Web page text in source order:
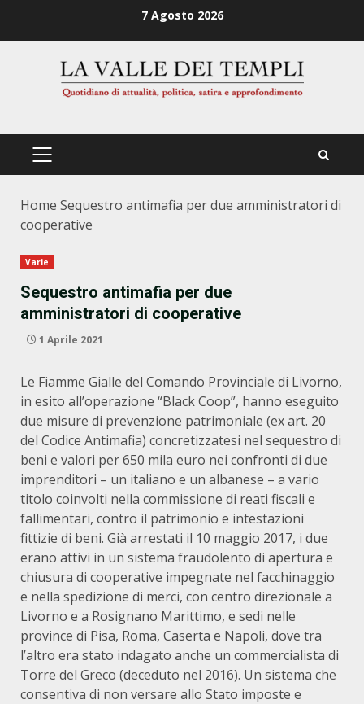
7 Agosto 2026
PRIMÄRES
Home Sequestro antimafia per due amministratori di
cooperative
Varie
Sequestro antimafia per due
amministratori di cooperative
1 Aprile 2021
Le Fiamme Gialle del Comando Provinciale di Livorno,
in esito all’operazione “Black Coop”, hanno eseguito
due misure di prevenzione patrimoniale (ex art. 20
del Codice Antimafia) concretizzatesi nel sequestro di
beni e valori per 650 mila euro nei confronti di due
imprenditori – un italiano e un albanese – a vario
titolo coinvolti nella commissione di reati fiscali e
fallimentari, contro il patrimonio e intestazioni
fittizie di beni. Già arrestati il 10 maggio 2017, i due
erano attivi in un sistema fraudolento di apertura e
chiusura di cooperative impegnate nel facchinaggio
e nella spedizione di merci, con centro direzionale a
Livorno e a Rosignano Marittimo, e sedi nelle
province di Pisa, Roma, Caserta e Napoli, dove tra
l’altro era stato indagato anche un commercialista di
Torre del Greco (deceduto nel 2016). Un sistema che
consentiva di non versare allo Stato imposte e